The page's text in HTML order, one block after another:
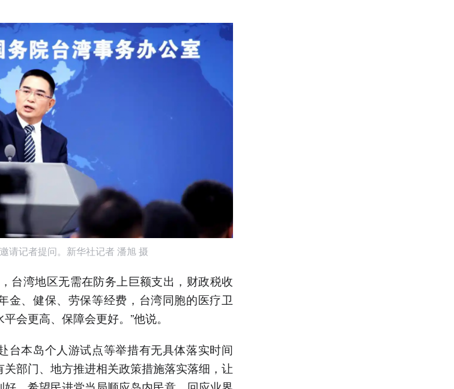
请记者提问。新华社记者 潘旭 摄
台湾地区无需在防务上巨额支出，财政税收
金、健保、劳保等经费，台湾同胞的医疗卫
会更高、保障会更好。”他说。
台本岛个人游试点等举措有无具体落实时间
部门、地方推进相关政策措施落实落细，让